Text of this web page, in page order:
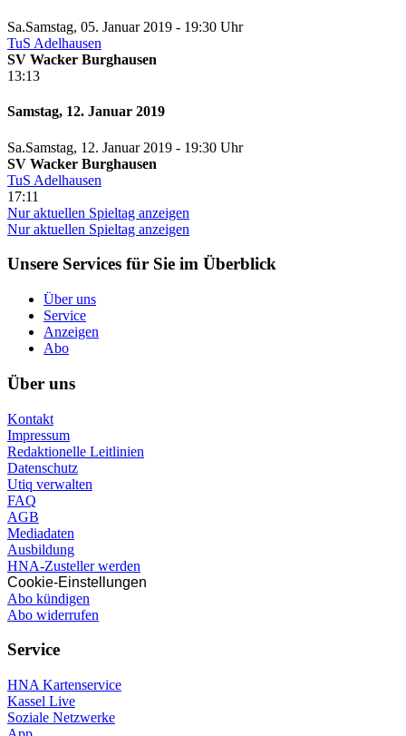
Sa.Samstag, 05. Januar 2019 - 19:30 Uhr
TuS Adelhausen
SV Wacker Burghausen
13:13
Samstag, 12. Januar 2019
Sa.Samstag, 12. Januar 2019 - 19:30 Uhr
SV Wacker Burghausen
TuS Adelhausen
17:11
Nur aktuellen Spieltag anzeigen
Nur aktuellen Spieltag anzeigen
Unsere Services für Sie im Überblick
Über uns
Service
Anzeigen
Abo
Über uns
Kontakt
Impressum
Redaktionelle Leitlinien
Datenschutz
Utiq verwalten
FAQ
AGB
Mediadaten
Ausbildung
HNA-Zusteller werden
Cookie-Einstellungen
Abo kündigen
Abo widerrufen
Service
HNA Kartenservice
Kassel Live
Soziale Netzwerke